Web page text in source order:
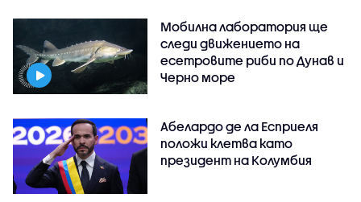
Мобилна лаборатория ще
следи движението на
есетровите риби по Дунав и
Черно море
Абелардо де ла Есприеля
положи клетва като
президент на Колумбия